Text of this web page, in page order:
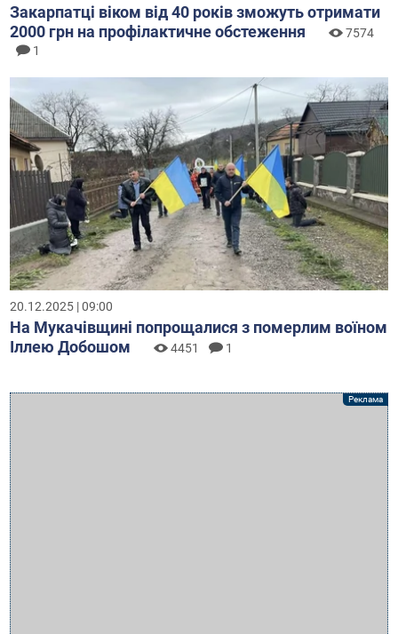
Закарпатці віком від 40 років зможуть отримати
2000 грн на профілактичне обстеження
7574
1
20.12.2025 | 09:00
На Мукачівщині попрощалися з померлим воїном
Іллею Добошом
4451 1